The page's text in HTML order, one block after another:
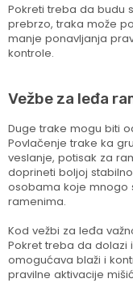
Pokreti treba da budu
prebrzo, traka može
manje ponavljanja
kontrole.
Vežbe za leđa
Duge trake mogu biti
Povlačenje trake ka
veslanje, potisak za
doprineti boljoj
osobama koje mnogo
ramenima.
Kod vežbi za leđa
Pokret treba da dolazi
omogućava blaži i
pravilne aktivacije